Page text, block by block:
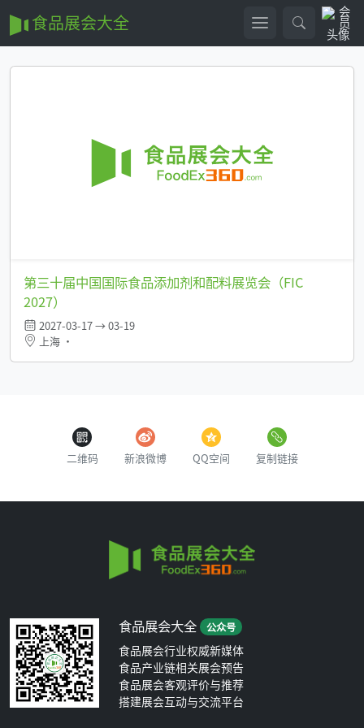
食品展会大全
第三十届中国国际食品添加剂和配料展览会（FIC
2027）
2027-03-17 → 03-19
上海 •
二维码 新浪微博 QQ空间 复制链接
食品展会大全 公众号
食品展会行业权威新媒体
食品产业链相关展会预告
食品展会客观评价与推荐
搭建展会互动与交流平台